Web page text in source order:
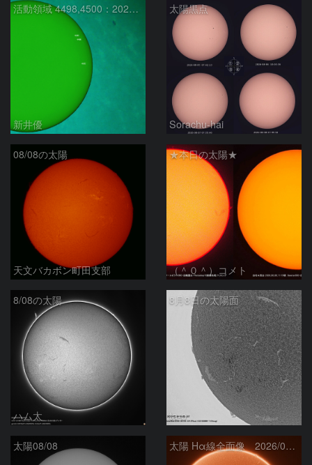
活動領域 4498,4500：2026/08/08
新井優
太陽黒点
Sorachu-hai
08/08の太陽
天文バカボン町田支部
★本日の太陽★
（＾０＾）コメト
8/08の太陽
ハム太
8月8日の太陽面
ta-o
太陽08/08 太陽 Hα線全面像 2026/08/08